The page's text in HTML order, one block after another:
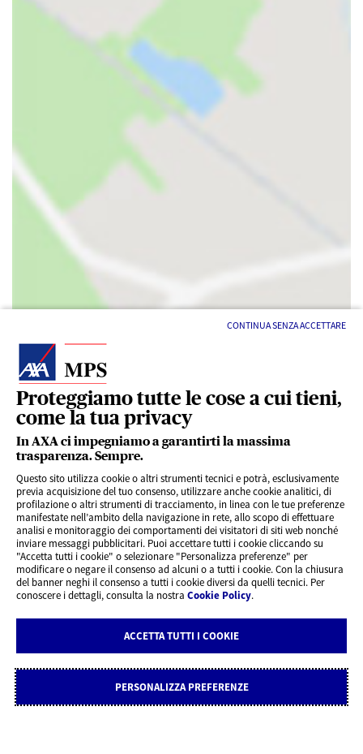
Proteggiamo tutte le cose a cui tieni,
come la tua privacy
In AXA ci impegniamo a garantirti la massima
trasparenza. Sempre.
Questo sito utilizza cookie o altri strumenti tecnici e potrà, esclusivamente
previa acquisizione del tuo consenso, utilizzare anche cookie analitici, di
profilazione o altri strumenti di tracciamento, in linea con le tue preferenze
manifestate nell’ambito della navigazione in rete, allo scopo di effettuare
analisi e monitoraggio dei comportamenti dei visitatori di siti web nonché
inviare messaggi pubblicitari. Puoi accettare tutti i cookie cliccando su
"Accetta tutti i cookie" o selezionare "Personalizza preferenze" per
modificare o negare il consenso ad alcuni o a tutti i cookie. Con la chiusura
del banner neghi il consenso a tutti i cookie diversi da quelli tecnici. Per
conoscere i dettagli, consulta la nostra Cookie Policy.
CONTINUA SENZA ACCETTARE
ACCETTA TUTTI I COOKIE
PERSONALIZZA PREFERENZE